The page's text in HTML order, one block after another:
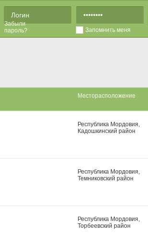
Забыли
пароль?
Запомнить меня
Месторасположение
Республика Мордовия,
Кадошкинский район
Республика Мордовия,
Темниковский район
Республика Мордовия,
Торбеевский район